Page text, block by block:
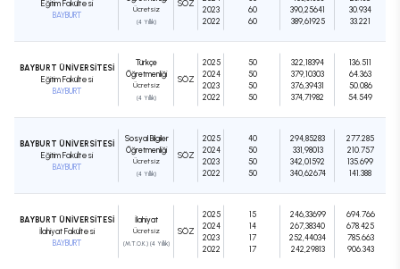
Eğitim Fakültesi
BAYBURT
Ücretsiz
(4 Yıllık)
SÖZ
2023
2022
60
60
390,25641
389,61925
30.934
33.221
BAYBURT ÜNİVERSİTESİ
Eğitim Fakültesi
BAYBURT
Türkçe
Öğretmenliği
Ücretsiz
(4 Yıllık)
SÖZ
2025
2024
2023
2022
50
50
50
50
322,18394
379,10303
376,39431
374,71982
136.511
64.363
50.086
54.549
BAYBURT ÜNİVERSİTESİ
Eğitim Fakültesi
BAYBURT
Sosyal Bilgiler
Öğretmenliği
Ücretsiz
(4 Yıllık)
SÖZ
2025
2024
2023
2022
40
50
50
50
294,85283
331,98013
342,01592
340,62674
277.285
210.757
135.699
141.388
BAYBURT ÜNİVERSİTESİ
İlahiyat Fakültesi
BAYBURT
İlahiyat
Ücretsiz
(M.T.O.K.) (4 Yıllık)
SÖZ
2025
2024
2023
2022
15
14
17
17
246,33699
267,38340
252,44034
242,29813
694.766
678.425
785.663
906.343